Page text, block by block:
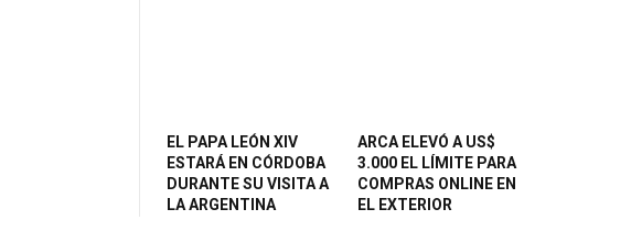
EL PAPA LEÓN XIV
ESTARÁ EN CÓRDOBA
DURANTE SU VISITA A
LA ARGENTINA
ARCA ELEVÓ A US$
3.000 EL LÍMITE PARA
COMPRAS ONLINE EN
EL EXTERIOR